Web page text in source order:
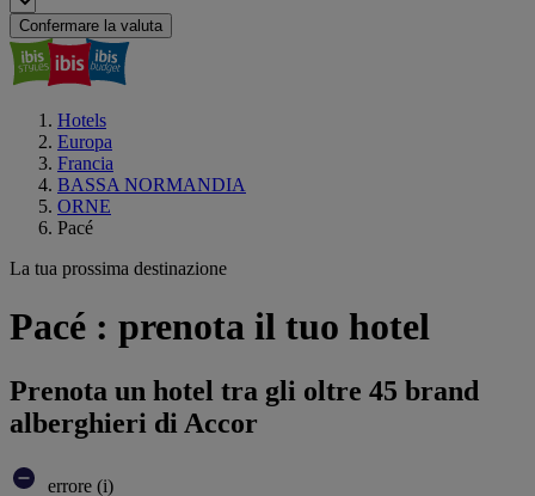
Confermare la valuta
Hotels
Europa
Francia
BASSA NORMANDIA
ORNE
Pacé
La tua prossima destinazione
Pacé : prenota il tuo hotel
Prenota un hotel tra gli oltre 45 brand
alberghieri di Accor
errore (i)